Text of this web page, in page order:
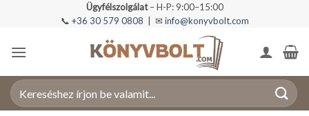
Ügyfélszolgálat– H-P: 9:00–15:00
📞 +36 30 579 0808 | ✉ info@konyvbolt.com
Keresés
a